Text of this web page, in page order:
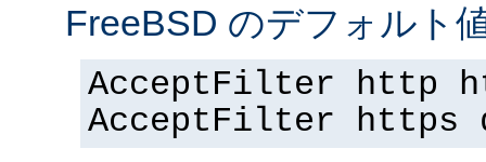
FreeBSD のデフォルト
AcceptFilter http
AcceptFilter https